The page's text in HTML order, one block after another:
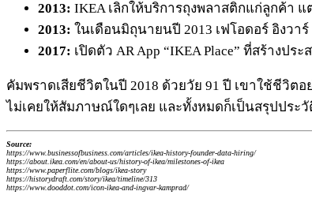
2013: IKEA เลิกให้บริการถุงพลาสติกแก่ลูกค้า
2013: ในเดือนมิถุนายนปี 2013 เฟโอดอร์ อิงว
2017: เปิดตัว AR App “IKEA Place” ที่สร้างป
คัมพราดเสียชีวิตในปี 2018 ด้วยวัย 91 ปี เขาใช้ชีวิ
ไม่เคยให้สัมภาษณ์ใดๆเลย และทั้งหมดก็เป็นสรุปปร
Source:
https://www.businessofbusiness.com/articles/ikea-history-founder-data-hiring/
https://about.ikea.com/en/about-us/history-of-ikea/milestones-of-ikea
https://www.paperflite.com/blogs/ikea-story
https://historydraft.com/story/ikea/timeline/313
https://www.dooddot.com/icon-ikea-and-ingvar-kamprad/